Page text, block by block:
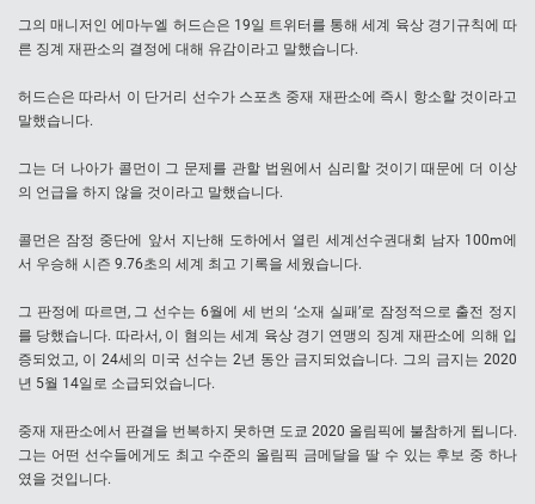
그의 매니저인 에마누엘 허드슨은 19일 트위터를 통해 세계 육상 경기규칙에 따
른 징계 재판소의 결정에 대해 유감이라고 말했습니다.
허드슨은 따라서 이 단거리 선수가 스포츠 중재 재판소에 즉시 항소할 것이라고
말했습니다.
그는 더 나아가 콜먼이 그 문제를 관할 법원에서 심리할 것이기 때문에 더 이상
의 언급을 하지 않을 것이라고 말했습니다.
콜먼은 잠정 중단에 앞서 지난해 도하에서 열린 세계선수권대회 남자 100m에
서 우승해 시즌 9.76초의 세계 최고 기록을 세웠습니다.
그 판정에 따르면, 그 선수는 6월에 세 번의 ‘소재 실패’로 잠정적으로 출전 정지
를 당했습니다. 따라서, 이 혐의는 세계 육상 경기 연맹의 징계 재판소에 의해 입
증되었고, 이 24세의 미국 선수는 2년 동안 금지되었습니다. 그의 금지는 2020
년 5월 14일로 소급되었습니다.
중재 재판소에서 판결을 번복하지 못하면 도쿄 2020 올림픽에 불참하게 됩니다.
그는 어떤 선수들에게도 최고 수준의 올림픽 금메달을 딸 수 있는 후보 중 하나
였을 것입니다.